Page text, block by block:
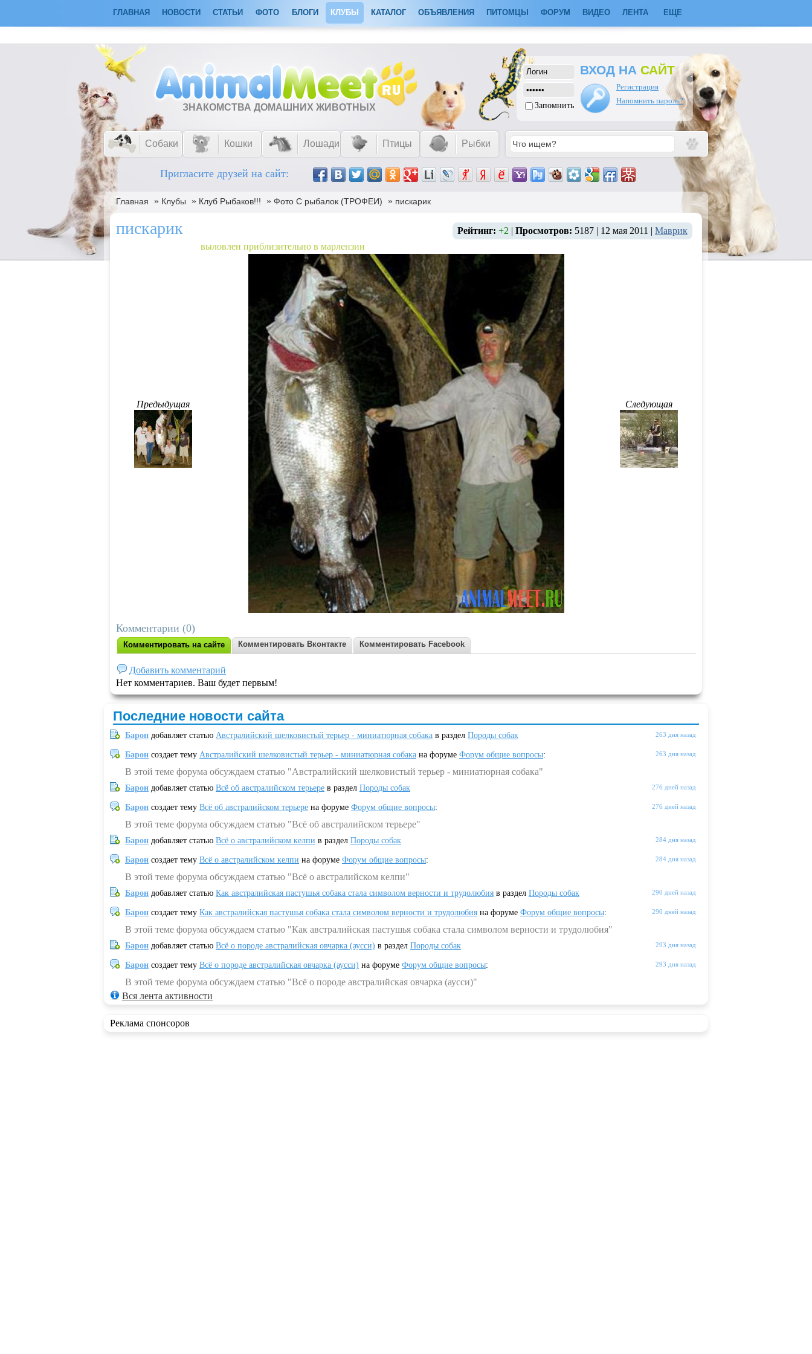
ГЛАВНАЯ НОВОСТИ СТАТЬИ ФОТО БЛОГИ КЛУБЫ КАТАЛОГ ОБЪЯВЛЕНИЯ ПИТОМЦЫ ФОРУМ ВИДЕО ЛЕНТА ЕЩЕ
ЗНАКОМСТВА ДОМАШНИХ ЖИВОТНЫХ Запомнить
ВХОД НА САЙТ
Регистрация
Напомнить пароль?
Собаки Кошки Лошади Птицы Рыбки
Пригласите друзей на сайт:
Главная » Клубы » Клуб Рыбаков!!! » Фото С рыбалок (ТРОФЕИ) » пискарик
Рейтинг: +2 | Просмотров: 5187 | 12 мая 2011 | Маврик
пискарик
выловлен приблизительно в марлензии
Предыдущая Следующая
Комментарии (0)
Комментировать на сайте Комментировать Вконтакте Комментировать Facebook
Добавить комментарий
Нет комментариев. Ваш будет первым!
Последние новости сайта
263 дня назад
Барон добавляет статью Австралийский шелковистый терьер - миниатюрная собака в раздел Породы собак
263 дня назад
Барон создает тему Австралийский шелковистый терьер - миниатюрная собака на форуме Форум общие вопросы:
В этой теме форума обсуждаем статью "Австралийский шелковистый терьер - миниатюрная собака"
276 дней назад
Барон добавляет статью Всё об австралийском терьере в раздел Породы собак
276 дней назад
Барон создает тему Всё об австралийском терьере на форуме Форум общие вопросы:
В этой теме форума обсуждаем статью "Всё об австралийском терьере"
284 дня назад
Барон добавляет статью Всё о австралийском келпи в раздел Породы собак
284 дня назад
Барон создает тему Всё о австралийском келпи на форуме Форум общие вопросы:
В этой теме форума обсуждаем статью "Всё о австралийском келпи"
290 дней назад
Барон добавляет статью Как австралийская пастушья собака стала символом верности и трудолюбия в раздел Породы собак
290 дней назад
Барон создает тему Как австралийская пастушья собака стала символом верности и трудолюбия на форуме Форум общие вопросы:
В этой теме форума обсуждаем статью "Как австралийская пастушья собака стала символом верности и трудолюбия"
293 дня назад
Барон добавляет статью Всё о породе австралийская овчарка (аусси) в раздел Породы собак
293 дня назад
Барон создает тему Всё о породе австралийская овчарка (аусси) на форуме Форум общие вопросы:
В этой теме форума обсуждаем статью "Всё о породе австралийская овчарка (аусси)"
Вся лента активности
Реклама спонсоров